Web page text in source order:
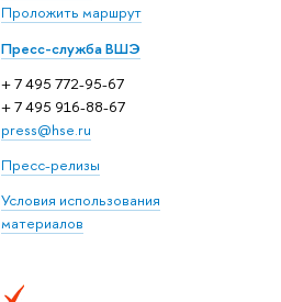
Проложить маршрут
Пресс-служба ВШЭ
+ 7 495 772-95-67
+ 7 495 916-88-67
press@hse.ru
Пресс-релизы
Условия использования
материалов